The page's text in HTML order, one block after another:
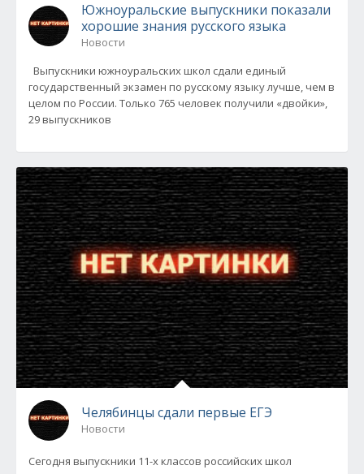
Южноуральские выпускники показали
хорошие знания русского языка
Новости
Выпускники южноуральских школ сдали единый
государственный экзамен по русскому языку лучше, чем в
целом по России. Только 765 человек получили «двойки»,
29 выпускников
Челябинцы сдали первые ЕГЭ
Новости
Сегодня выпускники 11-х классов российских школ